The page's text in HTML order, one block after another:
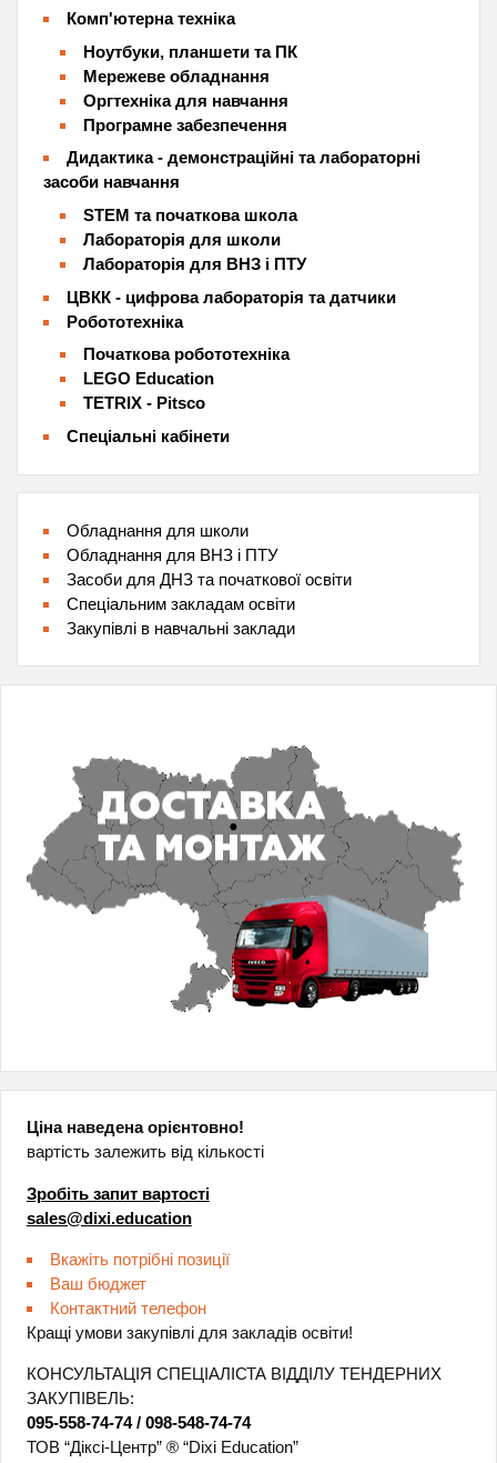
Комп'ютерна техніка
Ноутбуки, планшети та ПК
Мережеве обладнання
Оргтехніка для навчання
Програмне забезпечення
Дидактика - демонстраційні та лабораторні
засоби навчання
STEM та початкова школа
Лабораторія для школи
Лабораторія для ВНЗ і ПТУ
ЦВКК - цифрова лабораторія та датчики
Робототехніка
Початкова робототехніка
LEGO Education
TETRIX - Pitsco
Спеціальні кабінети
Обладнання для школи
Обладнання для ВНЗ і ПТУ
Засоби для ДНЗ та початкової освіти
Спеціальним закладам освіти
Закупівлі в навчальні заклади
Ціна наведена орієнтовно!
вартість залежить від кількості
Зробіть запит вартості
sales@dixi.education
Вкажіть потрібні позиції
Ваш бюджет
Контактний телефон
Кращі умови закупівлі для закладів освіти!
КОНСУЛЬТАЦІЯ СПЕЦІАЛІСТА ВІДДІЛУ ТЕНДЕРНИХ
ЗАКУПІВЕЛЬ:
095-558-74-74/ 098-548-74-74
ТОВ “Діксі-Центр” ® “Dixi Education”